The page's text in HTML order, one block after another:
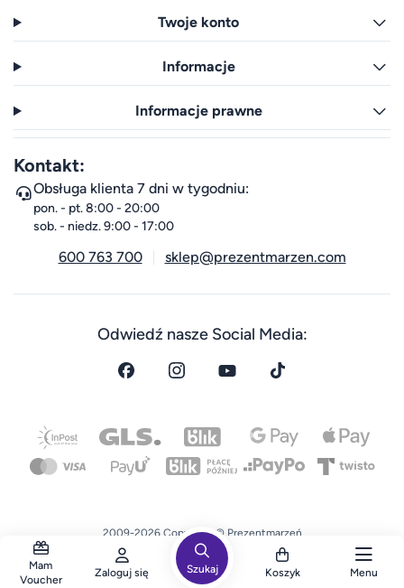
Mam
Voucher
Zaloguj się Szukaj Koszyk Menu
Twoje konto
Informacje
Informacje prawne
Kontakt:
Obsługa klienta 7 dni w tygodniu:
pon. - pt. 8:00 - 20:00
sob. - niedz. 9:00 - 17:00
600 763 700 sklep@prezentmarzen.com
Odwiedź nasze Social Media:
2009-2026 Copyright © Prezentmarzeń
Wszelkie prawa zastrzeżone.